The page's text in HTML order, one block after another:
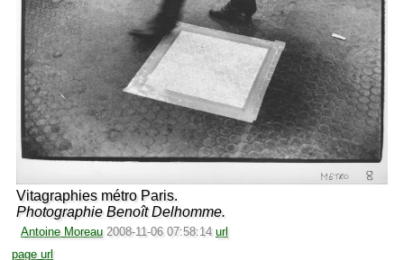
Vitagraphies métro Paris.
Photographie Benoît Delhomme.
Antoine Moreau 2008-11-06 07:58:14 url
page url